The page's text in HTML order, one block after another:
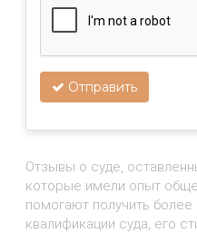
Отправить
Отзывы о суде,
которые имели опыт
помогают получить
квалификации суда, его